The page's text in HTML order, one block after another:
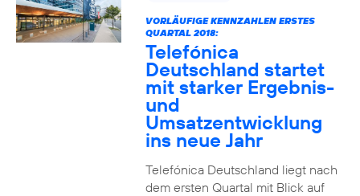
VORLÄUFIGE KENNZAHLEN ERSTES
QUARTAL 2018:
Telefónica
Deutschland startet
mit starker Ergebnis-
und
Umsatzentwicklung
ins neue Jahr
Telefónica Deutschland liegt nach
dem ersten Quartal mit Blick auf